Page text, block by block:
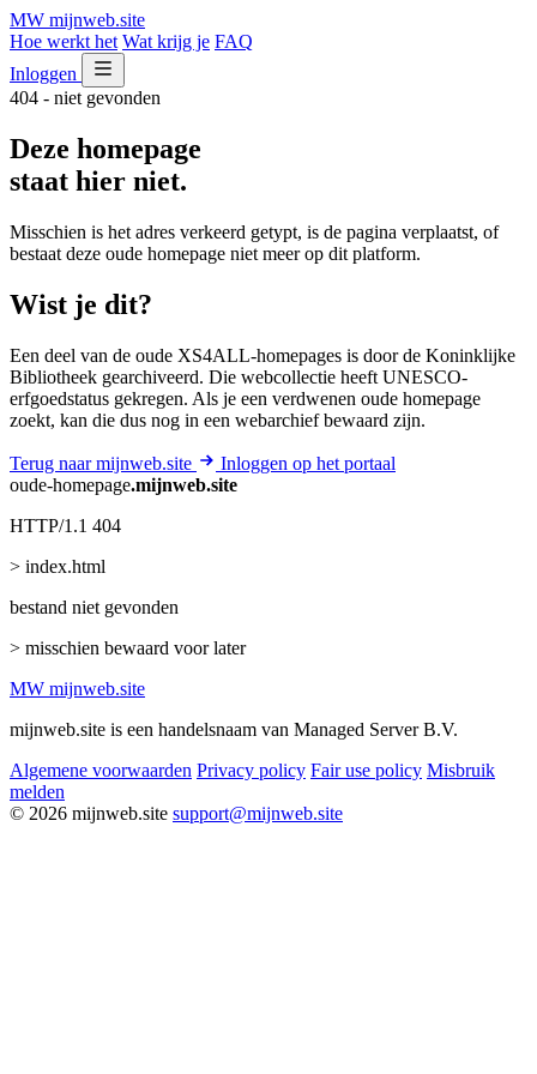
MW mijnweb.site
Hoe werkt het Wat krijg je FAQ
Inloggen
404 - niet gevonden
Deze homepage
staat hier niet.
Misschien is het adres verkeerd getypt, is de pagina verplaatst, of
bestaat deze oude homepage niet meer op dit platform.
Wist je dit?
Een deel van de oude XS4ALL-homepages is door de Koninklijke
Bibliotheek gearchiveerd. Die webcollectie heeft UNESCO-
erfgoedstatus gekregen. Als je een verdwenen oude homepage
zoekt, kan die dus nog in een webarchief bewaard zijn.
Terug naar mijnweb.site
Inloggen op het portaal
oude-homepage.mijnweb.site
HTTP/1.1 404
> index.html
bestand niet gevonden
> misschien bewaard voor later
MW mijnweb.site
mijnweb.site is een handelsnaam van Managed Server B.V.
Algemene voorwaarden Privacy policy Fair use policy Misbruik
melden
© 2026 mijnweb.site support@mijnweb.site